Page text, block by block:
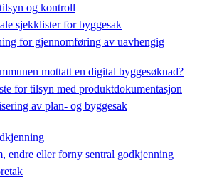
og kontroll
sjekklister for byggesak
for gjennomføring av uavhengig
mottatt en digital byggesøknad?
for tilsyn med produktdokumentasjon
av plan- og byggesak
endre eller forny sentral godkjenning